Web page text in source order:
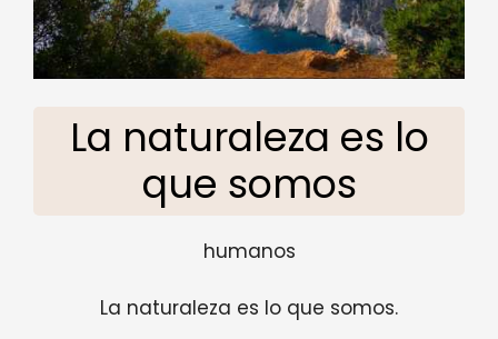
La naturaleza es lo
que somos
humanos
La naturaleza es lo que somos.